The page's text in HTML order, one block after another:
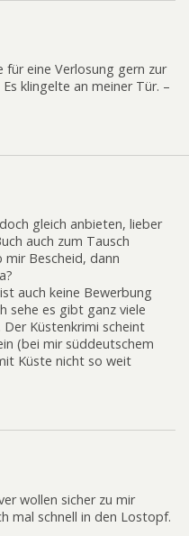
für eine Verlosung gern zur
klingelte an meiner Tür. –
gleich anbieten, lieber
auch zum Tausch
Bescheid, dann
auch keine Bewerbung
sehe es gibt ganz viele
Küstenkrimi scheint
(bei mir süddeutschem
Küste nicht so weit
wollen sicher zu mir
mal schnell in den Lostopf.